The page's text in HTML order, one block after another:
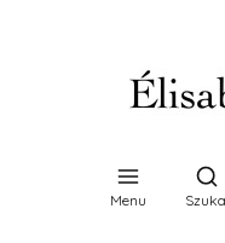
Menu